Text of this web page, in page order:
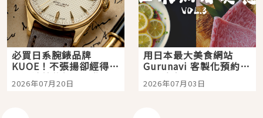
必買日系腕錶品牌
KUOE！不張揚卻經得起
時間洗鍊的經典之作五
選
2026年07月20日
用日本最大美食網站
Gurunavi 客製化預約九
大都市餐廳，打造專屬
美食體驗！
2026年07月03日